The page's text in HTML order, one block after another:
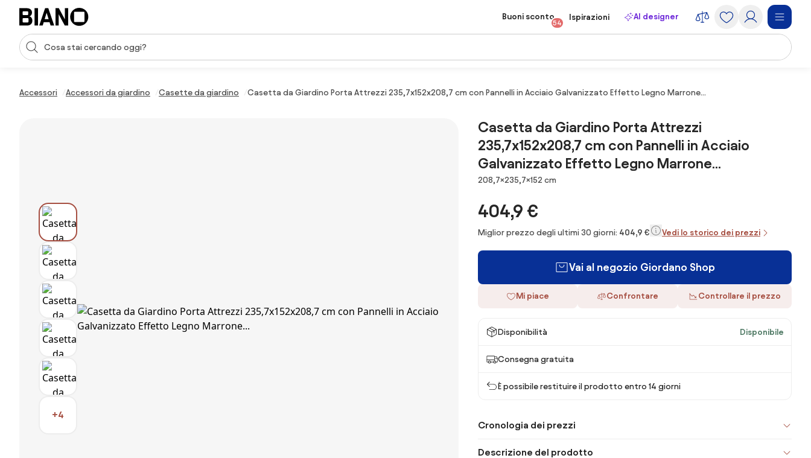
Salta la navigazione, vai al contenuto
Input della ricerca
Buoni sconto
54
Ispirazioni AI designer
Accessori Accessori da giardino Casette da giardino Casetta da Giardino Porta Attrezzi 235,7x152x208,7 cm con Pannelli in Acciaio Galvanizzato Effetto Legno Marrone...
+4
Casetta da Giardino Porta Attrezzi
235,7x152x208,7 cm con Pannelli in Acciaio
Galvanizzato Effetto Legno Marrone...
Dimensioni
208,7×235,7×152 cm
404,9 €
Miglior prezzo degli ultimi 30 giorni: 404,9 € Vedi lo storico dei prezzi
Vai al negozio Giordano Shop
Mi piace Confrontare Controllare il prezzo
Disponibilità Disponibile
Consegna gratuita
È possibile restituire il prodotto entro 14 giorni
Cronologia dei prezzi
Descrizione del prodotto